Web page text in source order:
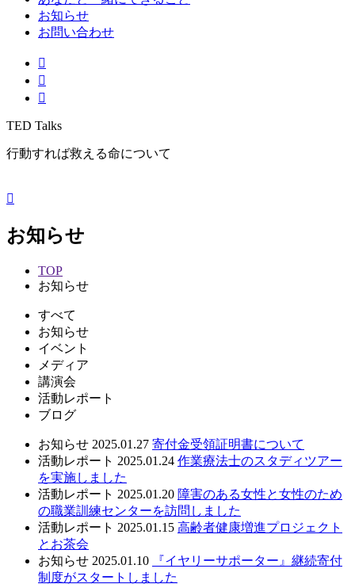
お知らせ
お問い合わせ
TED Talks
行動すれば救える命について
お知らせ
TOP
お知らせ
すべて
お知らせ
イベント
メディア
講演会
活動レポート
ブログ
お知らせ 2025.01.27 寄付金受領証明書について
活動レポート 2025.01.24 作業療法士のスタディツアー
を実施しました
活動レポート 2025.01.20 障害のある女性と女性のため
の職業訓練センターを訪問しました
活動レポート 2025.01.15 高齢者健康増進プロジェクト
とお茶会
お知らせ 2025.01.10
『イヤリーサポーター』継続寄付
制度がスタートしました